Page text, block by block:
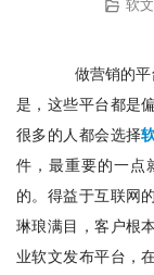
软
做营销的平
是，这些平台都是
很多的人都会选择
件，最重要的一点
的。得益于互联网
琳琅满目，客户根
业软文发布平台，